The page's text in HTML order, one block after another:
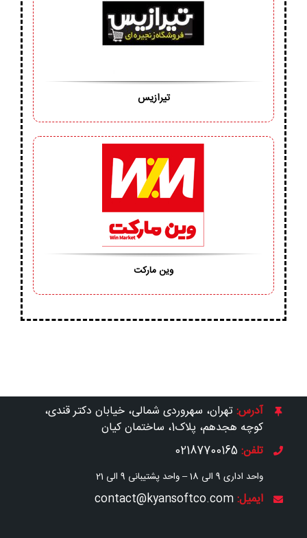
تیرازیس
وین مارکت
آدرس:تهران، سهروردی شمالی، خیابان دکتر قندی،
کوچه هجدهم، پلاک1، ساختمان کیان
تلفن:02187700165
واحد اداری 9 الی 18 – واحد پشتیبانی 9 الی 21
ایمیل:contact@kyansoftco.com